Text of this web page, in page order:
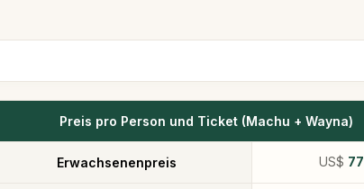
Preis pro Person und Ticket (Machu + Wayna)
Erwachsenenpreis US$ 77